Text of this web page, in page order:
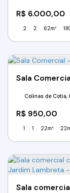
R$ 6.000,00
2 2 62m²
Sala
R$ 950,00
Colinas de Cotia,
1 1 22m²